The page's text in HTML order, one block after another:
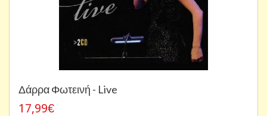
Δάρρα Φωτεινή - Live
17,99€